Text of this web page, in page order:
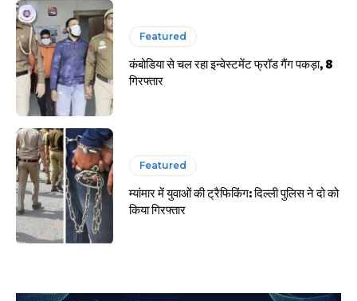
Featured
कंबोडिया से चल रहा इन्वेस्टमेंट फ्रॉड गैंग पकड़ा, 8
गिरफ्तार
Featured
म्यांमार में युवाओं की ट्रैफिकिंग: दिल्ली पुलिस ने दो को
किया गिरफ्तार